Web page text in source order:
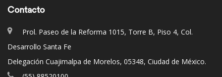
Contacto
Prol. Paseo de la Reforma 1015, Torre B, Piso 4, Col.
Desarrollo Santa Fe
Delegación Cuajimalpa de Morelos, 05348, Ciudad de México.